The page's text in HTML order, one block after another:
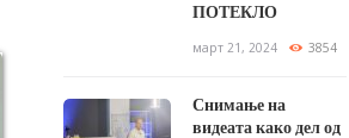
ПОТЕКЛО
март 21, 2024 3854
Снимање на
видеата како дел од